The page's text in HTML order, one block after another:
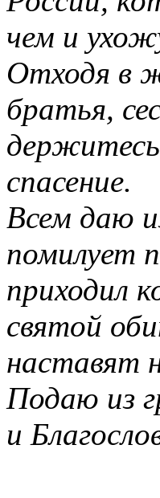
чем и
Отходя в
братья,
держитесь
спасение.
Всем даю
помилует
приходил
святой
наставят
Подаю из
и